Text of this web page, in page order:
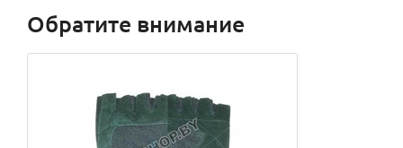
Обратите внимание